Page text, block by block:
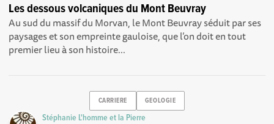
Les dessous volcaniques du Mont Beuvray
Au sud du massif du Morvan, le Mont Beuvray séduit par ses
paysages et son empreinte gauloise, que l’on doit en tout
premier lieu à son histoire...
CARRIERE GEOLOGIE
Stéphanie L'homme et la Pierre